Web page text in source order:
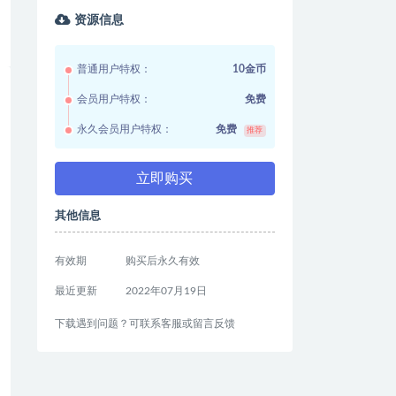
资源信息
普通用户特权： 10金币
会员用户特权： 免费
永久会员用户特权： 免费 推荐
立即购买
其他信息
有效期 购买后永久有效
最近更新 2022年07月19日
下载遇到问题？可联系客服或留言反馈